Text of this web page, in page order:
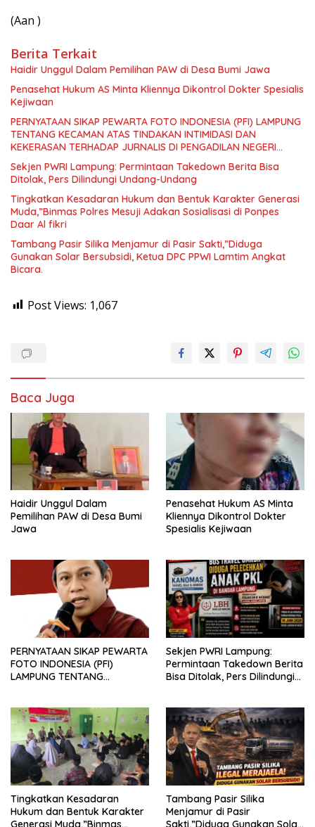
(Aan )
Berita Terkait
Haidir Unggul Dalam Pemilihan PAW di Desa Bumi Jawa
Penasehat Hukum AS Minta Kliennya Dikontrol Dokter Spesialis
Kejiwaan
PERNYATAAN SIKAP PEWARTA FOTO INDONESIA (PFI) LAMPUNG
TENTANG KECAMAN ATAS TINDAKAN INTIMIDASI DAN
KEKERASAN TERHADAP JURNALIS DI PENGADILAN NEGERI
Sekjen PWRI Lampung: Permintaan Takedown Berita Bisa
Ditolak, Pers Dilindungi Undang-Undang
Tingkatkan Kesadaran Hukum dan Bentuk Karakter Generasi
Muda,”Binmas Polres Mesuji Adakan Sosialisasi di Ponpes
Daar Al fikri
Tambang Pasir Silika Menjamur di Pasir Sakti,”Diduga
Gunakan Solar Bersubsidi, Ketua DPC PPWI Lamtim Angkat
Bicara.
Post Views: 1,067
Baca Juga
Haidir Unggul Dalam
Pemilihan PAW di Desa Bumi
Jawa
Penasehat Hukum AS Minta
Kliennya Dikontrol Dokter
Spesialis Kejiwaan
PERNYATAAN SIKAP PEWARTA
FOTO INDONESIA (PFI)
LAMPUNG TENTANG
TERHADAP JURNALIS DI
PENGADILAN NEGERI
TANJUNG KARANG.
Sekjen PWRI Lampung:
Permintaan Takedown Berita
Bisa Ditolak, Pers Dilindungi
Tingkatkan Kesadaran
Hukum dan Bentuk Karakter
Generasi Muda,”Binmas
Tambang Pasir Silika
Menjamur di Pasir
Sakti,”Diduga Gunakan Solar